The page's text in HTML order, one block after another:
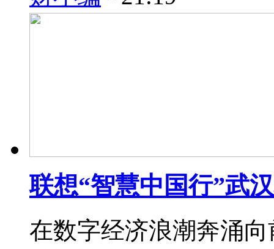
联想“智慧中国行”武
在数字经济浪潮奔涌